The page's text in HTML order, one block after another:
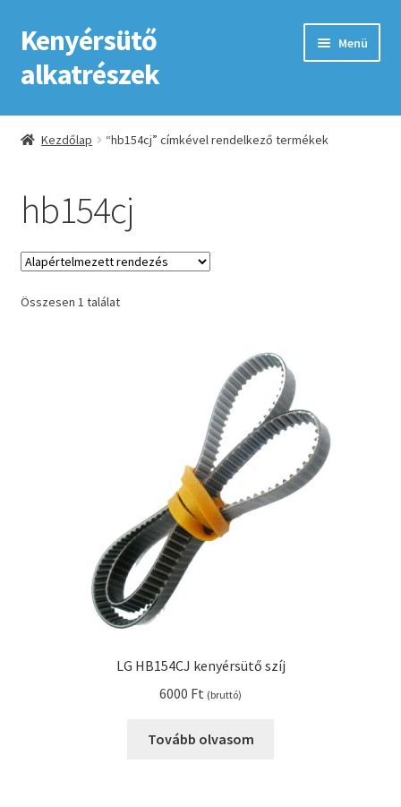
Ugrás
a
navigációhoz
Kilépés
a
tartalomba
Kenyérsütő
alkatrészek
Menü
Kezdőlap
ÁSZF
Fiókom
GYIK
Kenyérsütő alkatrészek modellszám alapján
Kenyérsütő használati utasítások
Online HELP
Tippek, tanácsok kenyérsütő szereléshez és
Kezdőlap “hb154cj” címkével rendelkező termékek
hb154cj
Összesen 1 találat
LG HB154CJ kenyérsütő szíj
6000 Ft (bruttó)
Tovább olvasom